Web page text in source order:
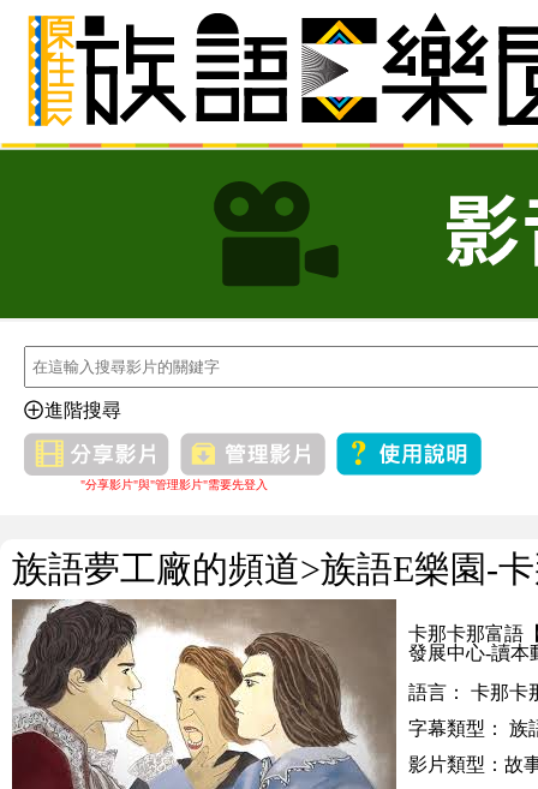
進階搜尋
"分享影片"與"管理影片"需要先登入
族語夢工廠的頻道>族語E樂園-
卡那卡那富語
發展中心-讀本
語言： 卡那卡
字幕類型： 族
影片類型：故